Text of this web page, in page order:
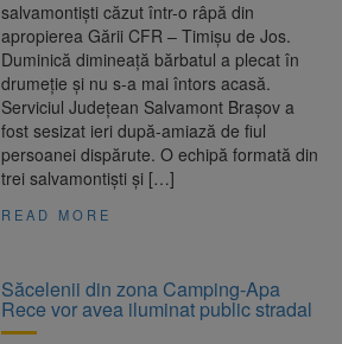
salvamontiști căzut într-o râpă din
apropierea Gării CFR – Timișu de Jos.
Duminică dimineață bărbatul a plecat în
drumeție și nu s-a mai întors acasă.
Serviciul Județean Salvamont Brașov a
fost sesizat ieri după-amiază de fiul
persoanei dispărute. O echipă formată din
trei salvamontiști și […]
READ MORE
Săcelenii din zona Camping-Apa
Rece vor avea iluminat public stradal